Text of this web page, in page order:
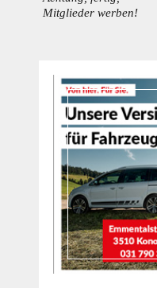
POST:
Mitglieder werben!